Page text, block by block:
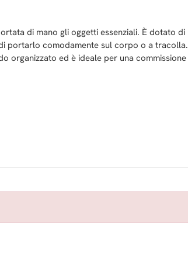
di mano gli oggetti essenziali. È dotato di
portarlo comodamente sul corpo o a tracolla.
organizzato ed è ideale per una commissione